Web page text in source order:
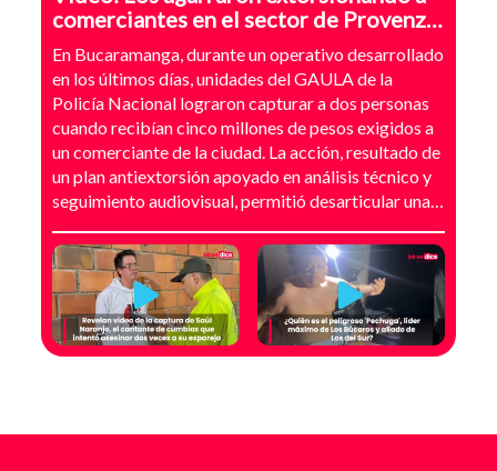
comerciantes en el sector de Provenza,
Bucaramanga
En Bucaramanga, durante un operativo desarrollado
en los últimos días, unidades del GAULA de la
Policía Nacional lograron capturar a dos personas
cuando recibían cinco millones de pesos exigidos a
un comerciante de la ciudad. La acción, resultado de
un plan antiextorsión apoyado en análisis técnico y
seguimiento audiovisual, permitió desarticular una
digitales, suplantación de grupos armados y presión
directa sobre establecimientos comerciales. La
investigación no comenzó con la captura, sino con el
temor de un comerciante que empezó a recibir
mensajes y llamadas en las que le exigían dinero a